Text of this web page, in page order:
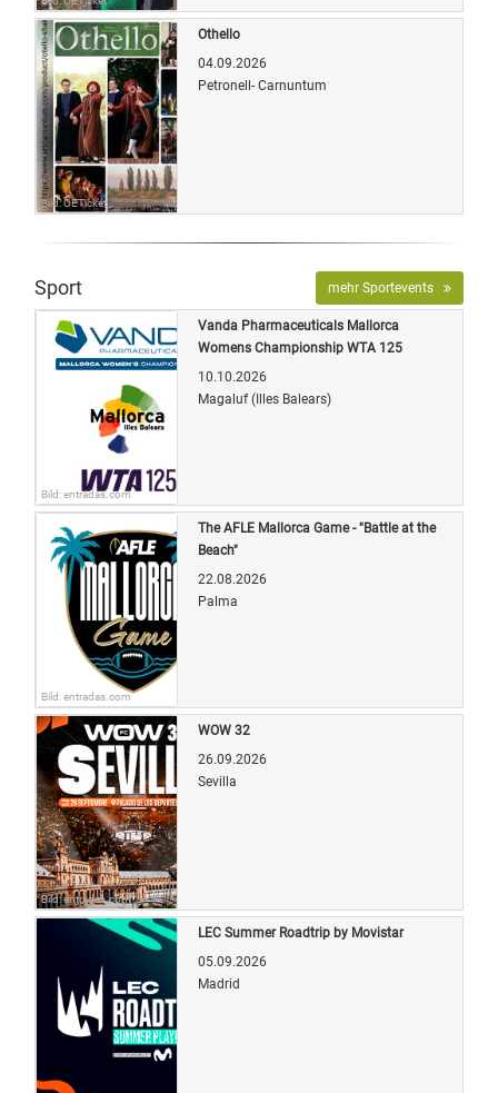
Bild: OETicket
Othello
04.09.2026
Petronell- Carnuntum
Sport mehr Sportevents
Bild: entradas.com
Vanda Pharmaceuticals Mallorca
Womens Championship WTA 125
10.10.2026
Magaluf (Illes Balears)
Bild: entradas.com
The AFLE Mallorca Game - "Battle at the
Beach"
22.08.2026
Palma
Bild: entradas.com
WOW 32
26.09.2026
Sevilla
LEC Summer Roadtrip by Movistar
05.09.2026
Madrid